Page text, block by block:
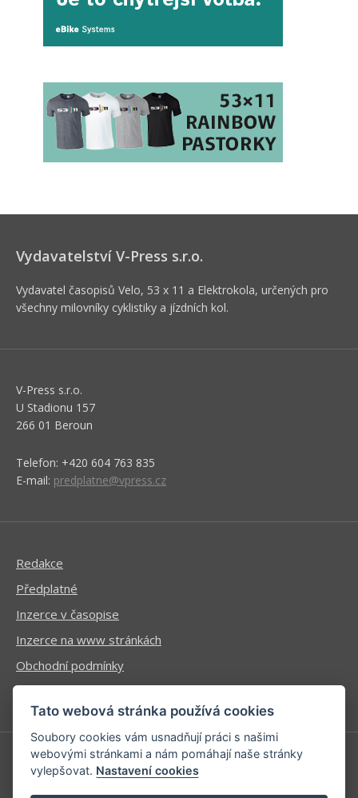
Vydavatelství V-Press s.r.o.
Vydavatel časopisů Velo, 53 x 11 a Elektrokola, určených pro
všechny milovníky cyklistiky a jízdních kol.
V-Press s.r.o.
U Stadionu 157
266 01 Beroun
Telefon: +420 604 763 835
E-mail: predplatne@vpress.cz
Redakce
Předplatné
Inzerce v časopise
Inzerce na www stránkách
Obchodní podmínky
Ochrana osobních údajů
Příhlášení | Registrace
Tato webová stránka používá cookies
Soubory cookies vám usnadňují práci s našimi
webovými stránkami a nám pomáhají naše stránky
vylepšovat. Nastavení cookies